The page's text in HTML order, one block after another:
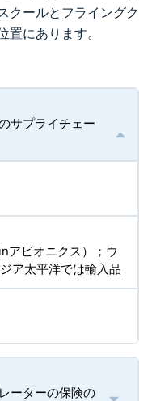
クールとフライングク
置にあります。
サプライチェー
アビオニクス）；ウ
ア太平洋では輸入品
ーターの保険の